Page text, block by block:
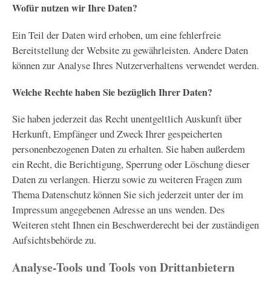
Wofür nutzen wir Ihre Daten?
Ein Teil der Daten wird erhoben, um eine fehlerfreie
Bereitstellung der Website zu gewährleisten. Andere Daten
können zur Analyse Ihres Nutzerverhaltens verwendet werden.
Welche Rechte haben Sie bezüglich Ihrer Daten?
Sie haben jederzeit das Recht unentgeltlich Auskunft über
Herkunft, Empfänger und Zweck Ihrer gespeicherten
personenbezogenen Daten zu erhalten. Sie haben außerdem
ein Recht, die Berichtigung, Sperrung oder Löschung dieser
Daten zu verlangen. Hierzu sowie zu weiteren Fragen zum
Thema Datenschutz können Sie sich jederzeit unter der im
Impressum angegebenen Adresse an uns wenden. Des
Weiteren steht Ihnen ein Beschwerderecht bei der zuständigen
Aufsichtsbehörde zu.
Analyse-Tools und Tools von Drittanbietern